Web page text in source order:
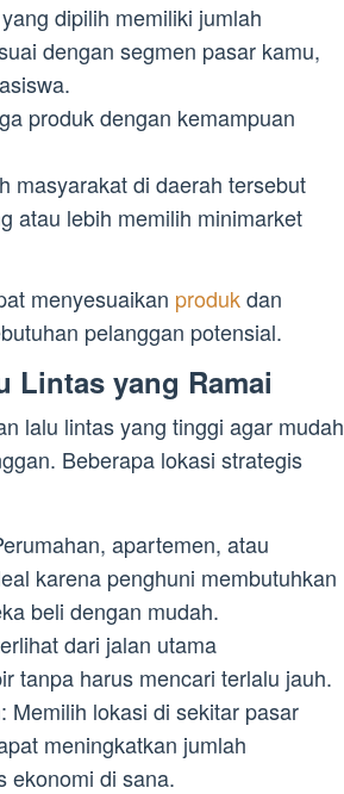
dipilih memiliki jumlah
dengan segmen pasar kamu,
produk dengan kemampuan
masyarakat di daerah tersebut
atau lebih memilih minimarket
menyesuaikan produkdan
pelanggan potensial.
Lintas yang Ramai
lalu lintas yang tinggi agar mudah
Beberapa lokasi strategis
apartemen, atau
karena penghuni membutuhkan
beli dengan mudah.
dari jalan utama
tanpa harus mencari terlalu jauh.
Memilih lokasi di sekitar pasar
meningkatkan jumlah
ekonomi di sana.